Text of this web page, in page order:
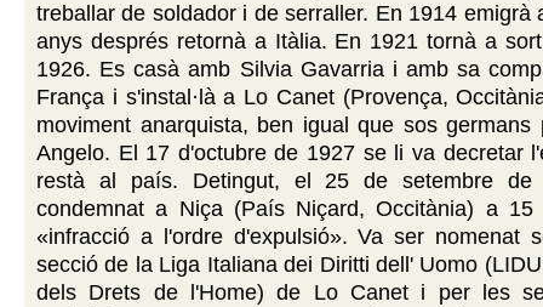
treballar de soldador i de serraller. En 1914 emigrà
anys després retornà a Itàlia. En 1921 tornà a
1926. Es casà amb Silvia Gavarria i amb sa
França i s'instal·là a Lo Canet (Provença,
moviment anarquista, ben igual que sos germans
Angelo. El 17 d'octubre de 1927 se li va decretar
restà al país. Detingut, el 25 de setembre
condemnat a Niça (País Niçard, Occitània) a
«infracció a l'ordre d'expulsió». Va ser nomenat
secció de la Liga Italiana dei Diritti dell' Uomo
dels Drets de l'Home) de Lo Canet i per les